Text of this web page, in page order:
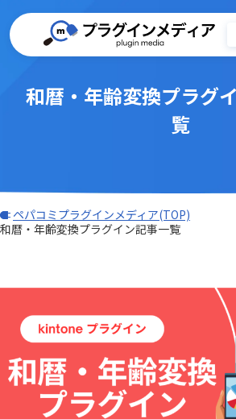
和暦・年齢変換プラグ
覧
ペパコミプラグインメディア(TOP)
和暦・年齢変換プラグイン記事一覧